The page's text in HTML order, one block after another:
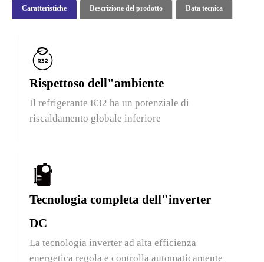
Caratteristiche Descrizione del prodotto Data tecnica
Rispettoso dell"ambiente
Il refrigerante R32 ha un potenziale di
riscaldamento globale inferiore
Tecnologia completa dell"inverter
DC
La tecnologia inverter ad alta efficienza
energetica regola e controlla automaticamente